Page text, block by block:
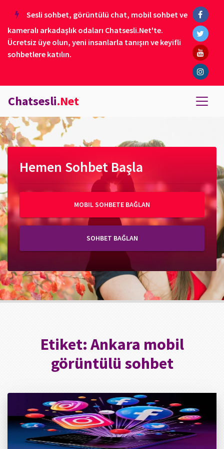
Sesli sohbet, görüntülü chat, mobil sohbet ve
kameralı arkadaşlık odaları Chatsesli.Net'te.
Ücretsiz üye olun, yeni insanlarla tanışın ve keyifli
sohbetlere katılın.
Chatsesli.Net
Hemen Sohbet Başla
MOBIL SOHBETE BAĞLAN
SOHBET BAĞLAN
Etiket: Ankara mobil
görüntülü sohbet